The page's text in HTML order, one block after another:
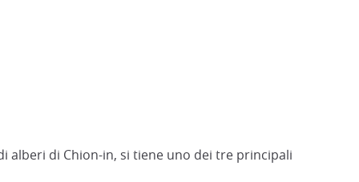
alberi di Chion-in, si tiene uno dei tre principali